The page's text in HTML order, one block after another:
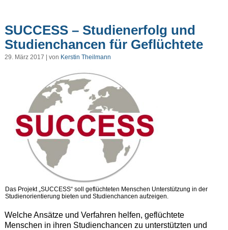
SUCCESS – Studienerfolg und
Studienchancen für Geflüchtete
29. März 2017 | von Kerstin Theilmann
Das Projekt „SUCCESS“ soll geflüchteten Menschen Unterstützung in der
Studienorientierung bieten und Studienchancen aufzeigen.
Welche Ansätze und Verfahren helfen, geflüchtete
Menschen in ihren Studienchancen zu unterstützten und